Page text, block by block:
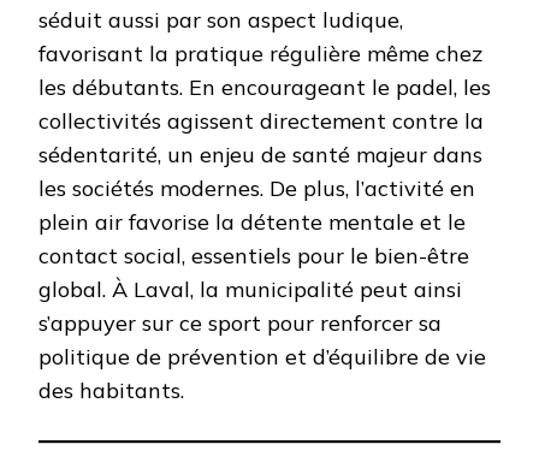
séduit aussi par son aspect ludique,
favorisant la pratique régulière même chez
les débutants. En encourageant le padel, les
collectivités agissent directement contre la
sédentarité, un enjeu de santé majeur dans
les sociétés modernes. De plus, l’activité en
plein air favorise la détente mentale et le
contact social, essentiels pour le bien-être
global. À Laval, la municipalité peut ainsi
s’appuyer sur ce sport pour renforcer sa
politique de prévention et d’équilibre de vie
des habitants.